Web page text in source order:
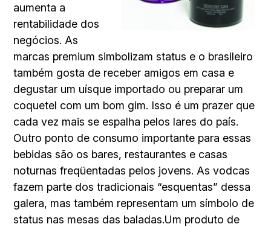
aumenta a
rentabilidade dos
negócios. As
marcas premium simbolizam status e o brasileiro
também gosta de receber amigos em casa e
degustar um uísque importado ou preparar um
coquetel com um bom gim. Isso é um prazer que
cada vez mais se espalha pelos lares do país.
Outro ponto de consumo importante para essas
bebidas são os bares, restaurantes e casas
noturnas freqüentadas pelos jovens. As vodcas
fazem parte dos tradicionais “esquentas” dessa
galera, mas também representam um símbolo de
status nas mesas das baladas.Um produto de